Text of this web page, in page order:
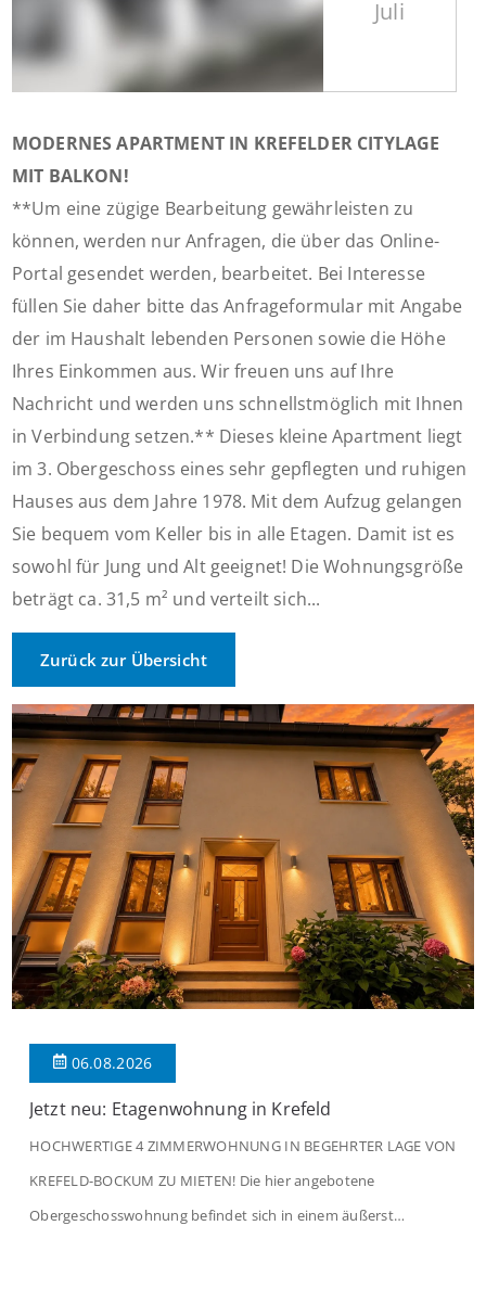
Juli
MODERNES APARTMENT IN KREFELDER CITYLAGE
MIT BALKON!
**Um eine zügige Bearbeitung gewährleisten zu
können, werden nur Anfragen, die über das Online-
Portal gesendet werden, bearbeitet. Bei Interesse
füllen Sie daher bitte das Anfrageformular mit Angabe
der im Haushalt lebenden Personen sowie die Höhe
Ihres Einkommen aus. Wir freuen uns auf Ihre
Nachricht und werden uns schnellstmöglich mit Ihnen
in Verbindung setzen.** Dieses kleine Apartment liegt
im 3. Obergeschoss eines sehr gepflegten und ruhigen
Hauses aus dem Jahre 1978. Mit dem Aufzug gelangen
Sie bequem vom Keller bis in alle Etagen. Damit ist es
sowohl für Jung und Alt geeignet! Die Wohnungsgröße
beträgt ca. 31,5 m² und verteilt sich...
Zurück zur Übersicht
06.08.2026
Jetzt neu: Etagenwohnung in Krefeld
HOCHWERTIGE 4 ZIMMERWOHNUNG IN BEGEHRTER LAGE VON
KREFELD-BOCKUM ZU MIETEN! Die hier angebotene
Obergeschosswohnung befindet sich in einem äußerst